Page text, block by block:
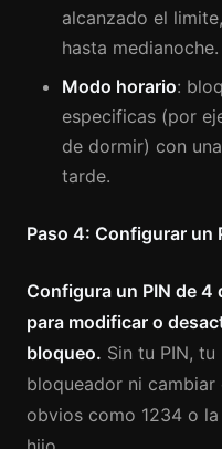
alcanzado el
hasta medianoche.
Modo horario:
especificas (por
de dormir) con
tarde.
Paso 4: Configurar un
Configura un PIN de 4
para modificar o
bloqueo. Sin tu PIN,
bloqueador ni
obvios como 1234 o